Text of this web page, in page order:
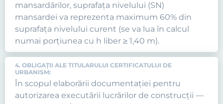
mansardărilor, suprafaţa nivelului (SN)
mansardei va reprezenta maximum 60% din
suprafaţa nivelului curent (se va lua în calcul
numai porţiunea cu h liber ≥ 1,40 m).
4. OBLIGAŢII ALE TITULARULUI CERTIFICATULUI DE
URBANISM:
În scopul elaborării documentaţiei pentru
autorizarea executării lucrărilor de construcţii —